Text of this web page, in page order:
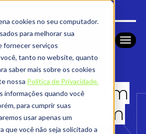
cookies no seu computador.
​​para melhorar sua
fornecer serviços
tanto no website, quanto
saber mais sobre os cookies
nossa Política de Privacidade.
informações quando você
para cumprir suas
usar apenas um
que você não seja solicitado a
atuação em